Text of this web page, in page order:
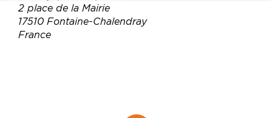
2 place de la Mairie
17510 Fontaine-Chalendray
France